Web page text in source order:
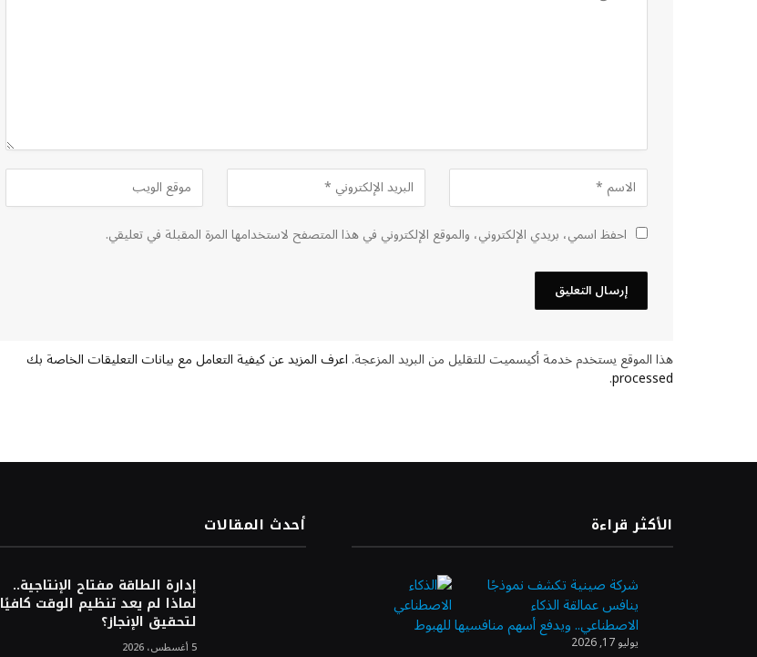
احفظ اسمي، بريدي الإلكتروني، والموقع الإلكتروني في هذا المتصفح لاستخدامها المرة المقبلة في تعليقي.
هذا الموقع يستخدم خدمة أكيسميت للتقليل من البريد المزعجة.اعرف المزيد عن كيفية التعامل مع بيانات التعليقات الخاصة بك
processed
.
الأكثر قراءة
شركة صينية تكشف نموذجًا
ينافس عمالقة الذكاء
الاصطناعي.. ويدفع أسهم منافسيها للهبوط
يوليو 17, 2026
أحدث المقالات
إدارة الطاقة مفتاح الإنتاجية..
لماذا لم يعد تنظيم الوقت كافيًا
لتحقيق الإنجاز؟
5 أغسطس، 2026